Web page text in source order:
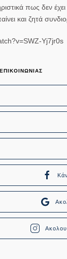
πως δεν
και ζητά
Yj7jr0s